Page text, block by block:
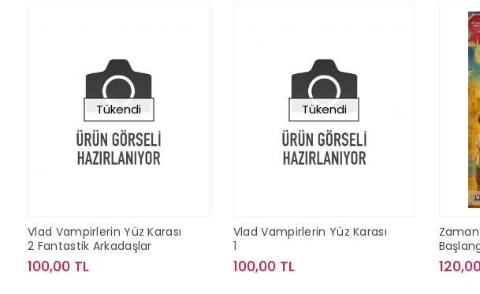
Tükendi
Vlad Vampirlerin Yüz Karası
2 Fantastik Arkadaşlar
100,00 TL
Tükendi
Vlad Vampirlerin Yüz Karası
1
100,00 TL